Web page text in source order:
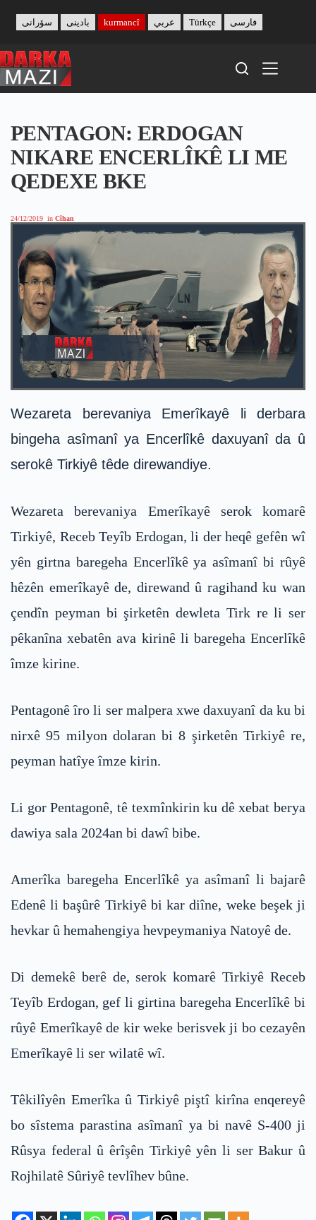
content
بادینی سۆرانی kurmancî عربي Türkçe فارسی
PENTAGON: ERDOGAN
NIKARE ENCERLÎKÊ LI ME
QEDEXE BKE
24/12/2019 in Cîhan
Wezareta berevaniya Emerîkayê li derbara
bingeha asîmanî ya Encerlîkê daxuyanî da û
serokê Tirkiyê têde direwandiye.
Wezareta berevaniya Emerîkayê serok komarê
Tirkiyê, Receb Teyîb Erdogan, li der heqê gefên wî
yên girtna baregeha Encerlîkê ya asîmanî bi rûyê
hêzên emerîkayê de, direwand û ragihand ku wan
çendîn peyman bi şirketên dewleta Tirk re li ser
pêkanîna xebatên ava kirinê li baregeha Encerlîkê
îmze kirine.
Pentagonê îro li ser malpera xwe daxuyanî da ku bi
nirxê 95 milyon dolaran bi 8 şirketên Tirkiyê re,
peyman hatîye îmze kirin.
Li gor Pentagonê, tê texmînkirin ku dê xebat berya
dawiya sala 2024an bi dawî bibe.
Amerîka baregeha Encerlîkê ya asîmanî li bajarê
Edenê li başûrê Tirkiyê bi kar diîne, weke beşek ji
hevkar û hemahengiya hevpeymaniya Natoyê de.
Di demekê berê de, serok komarê Tirkiyê Receb
Teyîb Erdogan, gef li girtina baregeha Encerlîkê bi
rûyê Emerîkayê de kir weke berisvek ji bo cezayên
Emerîkayê li ser wilatê wî.
Têkilîyên Emerîka û Tirkiyê piştî kirîna enqereyê
bo sîstema parastina asîmanî ya bi navê S-400 ji
Rûsya federal û êrîşên Tirkiyê yên li ser Bakur û
Rojhilatê Sûriyê tevlîhev bûne.